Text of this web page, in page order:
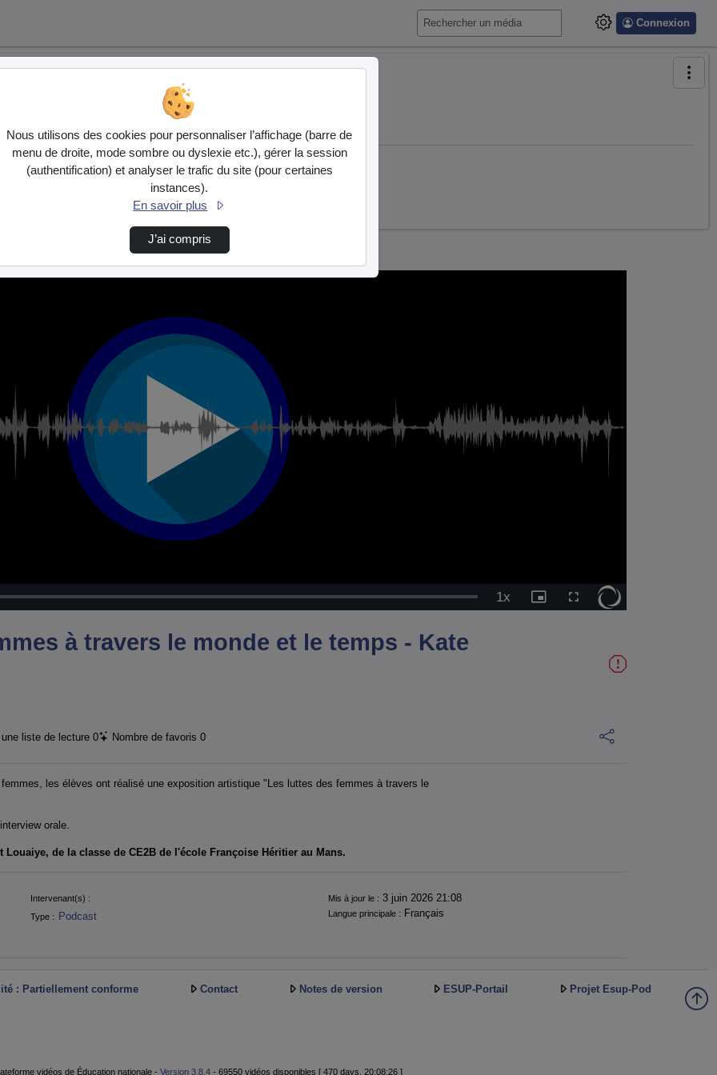
Connexion
Chargé:
1xVitesse
de
Image
dans
Plein
écran
à travers le monde et le temps - Kate
une liste de lecture 0 Nombre de favoris 0
les élèves ont réalisé une exposition artistique "Les luttes des femmes à travers le
orale.
de la classe de CE2B de l'école Françoise Héritier au Mans.
Intervenant(s) : Mis à jour le : 3 juin 2026 21:08
Type : Podcast Langue principale : Français
: Partiellement conforme Contact Notes de version ESUP-Portail Projet Esup-Pod
vidéos de Éducation nationale - Version 3.8.4 - 69550 vidéos disponibles [ 470 days, 20:08:26 ]
Nous utilisons des cookies pour personnaliser l’affichage (barre de
menu de droite, mode sombre ou dyslexie etc.), gérer la session
(authentification) et analyser le trafic du site (pour certaines
instances).
En savoir plus
J’ai compris